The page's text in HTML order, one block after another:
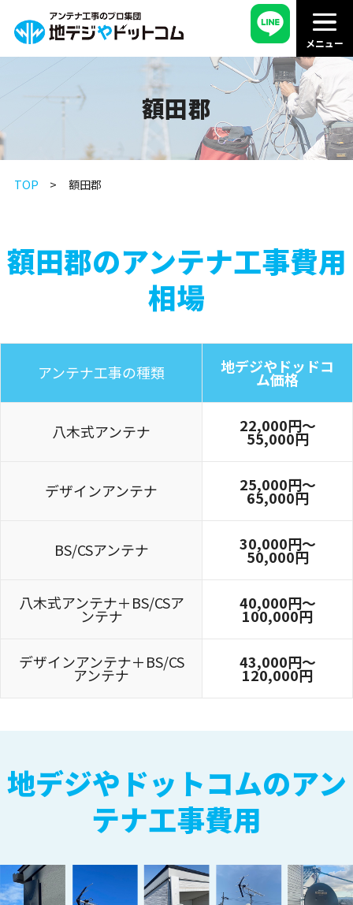
額田郡
TOP 額田郡
額田郡のアンテナ工事費用
相場
アンテナ工事の種類 地デジやドッドコ
ム価格
八木式アンテナ 22,000円〜
55,000円
デザインアンテナ 25,000円〜
65,000円
BS/CSアンテナ 30,000円～
50,000円
八木式アンテナ＋BS/CSア
ンテナ
40,000円～
100,000円
デザインアンテナ＋BS/CS
アンテナ
43,000円～
120,000円
地デジやドットコムのアン
テナ工事費用